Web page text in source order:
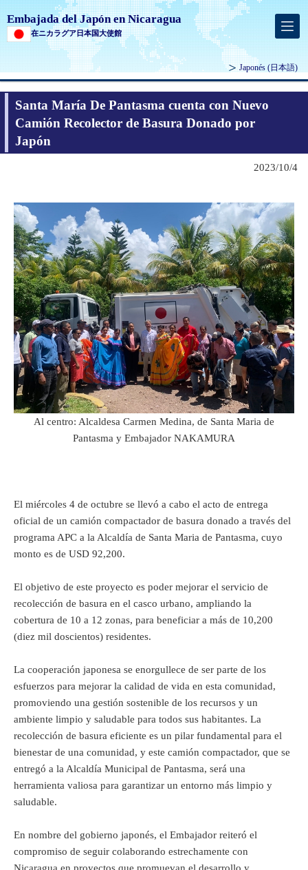
Embajada del Japón en Nicaragua
在ニカラグア日本国大使館
Japonés (日本語)
Santa María De Pantasma cuenta con Nuevo
Camión Recolector de Basura Donado por
Japón
2023/10/4
Al centro: Alcaldesa Carmen Medina, de Santa Maria de
Pantasma y Embajador NAKAMURA
El miércoles 4 de octubre se llevó a cabo el acto de entrega
oficial de un camión compactador de basura donado a través del
programa APC a la Alcaldía de Santa Maria de Pantasma, cuyo
monto es de USD 92,200.
El objetivo de este proyecto es poder mejorar el servicio de
recolección de basura en el casco urbano, ampliando la
cobertura de 10 a 12 zonas, para beneficiar a más de 10,200
(diez mil doscientos) residentes.
La cooperación japonesa se enorgullece de ser parte de los
esfuerzos para mejorar la calidad de vida en esta comunidad,
promoviendo una gestión sostenible de los recursos y un
ambiente limpio y saludable para todos sus habitantes. La
recolección de basura eficiente es un pilar fundamental para el
bienestar de una comunidad, y este camión compactador, que se
entregó a la Alcaldía Municipal de Pantasma, será una
herramienta valiosa para garantizar un entorno más limpio y
saludable.
En nombre del gobierno japonés, el Embajador reiteró el
compromiso de seguir colaborando estrechamente con